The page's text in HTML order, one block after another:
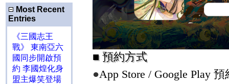
Most Recent
Entries
《三國志王
戰》 東南亞六
國同步開啟預
約 李國煌化身
盟主爆笑登場
■ 預約方式
●App Store / Google Play 預